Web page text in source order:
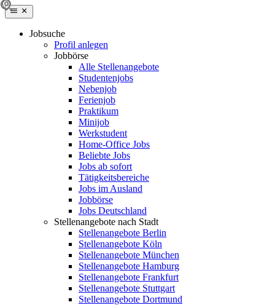
Jobsuche
Profil anlegen
Jobbörse
Alle Stellenangebote
Studentenjobs
Nebenjob
Ferienjob
Praktikum
Minijob
Werkstudent
Home-Office Jobs
Beliebte Jobs
Jobs ab sofort
Tätigkeitsbereiche
Jobs im Ausland
Jobbörse
Jobs Deutschland
Stellenangebote nach Stadt
Stellenangebote Berlin
Stellenangebote Köln
Stellenangebote München
Stellenangebote Hamburg
Stellenangebote Frankfurt
Stellenangebote Stuttgart
Stellenangebote Dortmund